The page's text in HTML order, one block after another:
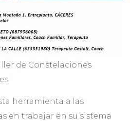
de Constelaciones
herramienta a las
en trabajar en su sistema